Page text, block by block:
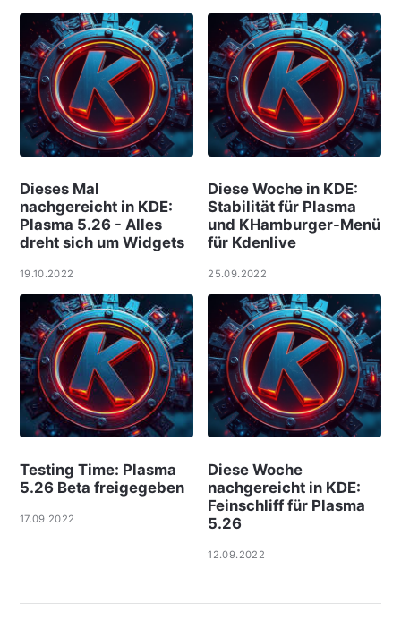
Dieses Mal
nachgereicht in KDE:
Plasma 5.26 - Alles
dreht sich um Widgets
19.10.2022
Diese Woche in KDE:
Stabilität für Plasma
und KHamburger-Menü
für Kdenlive
25.09.2022
Testing Time: Plasma
5.26 Beta freigegeben
17.09.2022
Diese Woche
nachgereicht in KDE:
Feinschliff für Plasma
5.26
12.09.2022